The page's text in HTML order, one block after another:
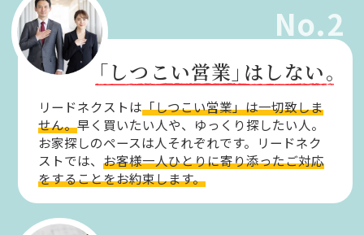
No.2
「しつこい営業」はしない。
リードネクストは「しつこい営業」は一切致しま
せん。早く買いたい人や、ゆっくり探したい人。
お家探しのペースは人それぞれです。リードネク
ストでは、お客様一人ひとりに寄り添ったご対応
をすることをお約束します。